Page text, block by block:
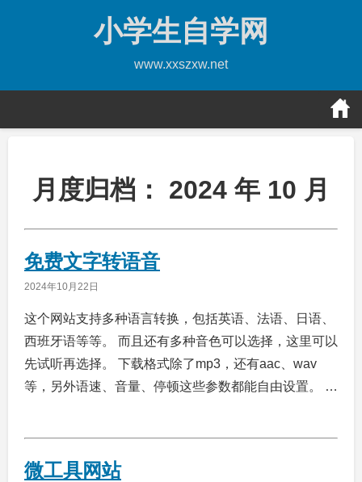
小学生自学网
www.xxszxw.net
月度归档： 2024 年 10 月
免费文字转语音
2024年10月22日
这个网站支持多种语言转换，包括英语、法语、日语、
西班牙语等等。 而且还有多种音色可以选择，这里可以
先试听再选择。 下载格式除了mp3，还有aac、wav
等，另外语速、音量、停顿这些参数都能自由设置。 …
微工具网站